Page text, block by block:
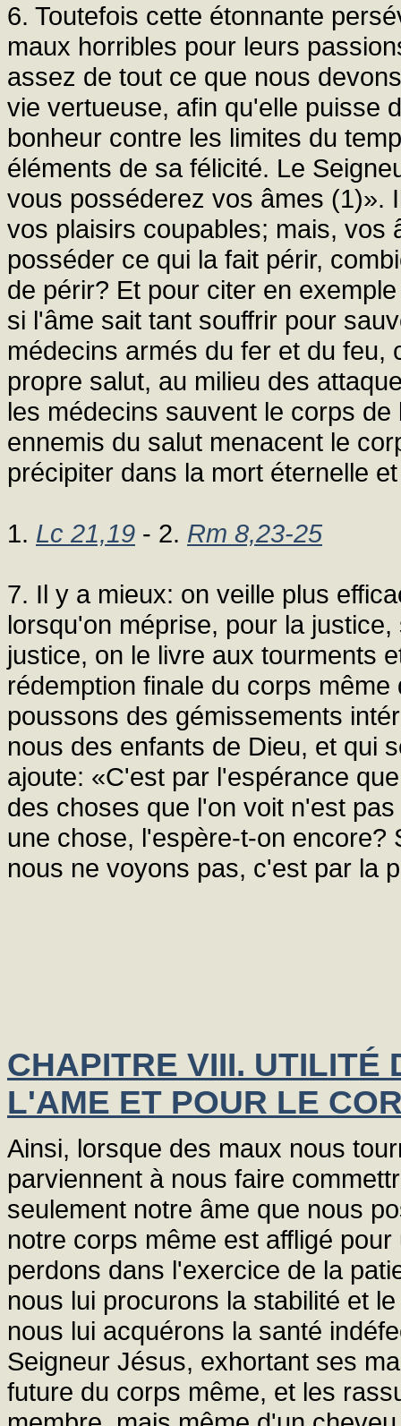
6. Toutefois cette étonnante
maux horribles pour leurs
assez de tout ce que nous
vie vertueuse, afin qu'elle puisse
bonheur contre les limites du
éléments de sa félicité. Le
vous posséderez vos âmes (1)».
vos plaisirs coupables; mais, vos
posséder ce qui la fait périr,
de périr? Et pour citer en
si l'âme sait tant souffrir pour
médecins armés du fer et du feu,
propre salut, au milieu des
les médecins sauvent le corps
ennemis du salut menacent le
précipiter dans la mort éternelle
1. Lc 21,19 - 2. Rm 8,23-25
7. Il y a mieux: on veille plus
lorsqu'on méprise, pour la
justice, on le livre aux tourments
rédemption finale du corps
poussons des gémissements
nous des enfants de Dieu, et qui
ajoute: «C'est par l'espérance
des choses que l'on voit n'est
une chose, l'espère-t-on
nous ne voyons pas, c'est par la
CHAPITRE VIII. UTILITÉ
L'AME ET POUR LE
Ainsi, lorsque des maux nous
parviennent à nous faire
seulement notre âme que nous
notre corps même est affligé
perdons dans l'exercice de la
nous lui procurons la stabilité et
nous lui acquérons la santé
Seigneur Jésus, exhortant ses
future du corps même, et les